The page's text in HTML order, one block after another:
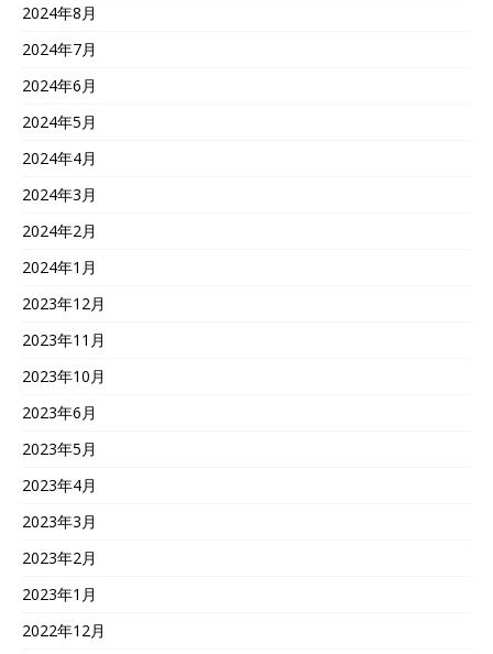
2024年8月
2024年7月
2024年6月
2024年5月
2024年4月
2024年3月
2024年2月
2024年1月
2023年12月
2023年11月
2023年10月
2023年6月
2023年5月
2023年4月
2023年3月
2023年2月
2023年1月
2022年12月